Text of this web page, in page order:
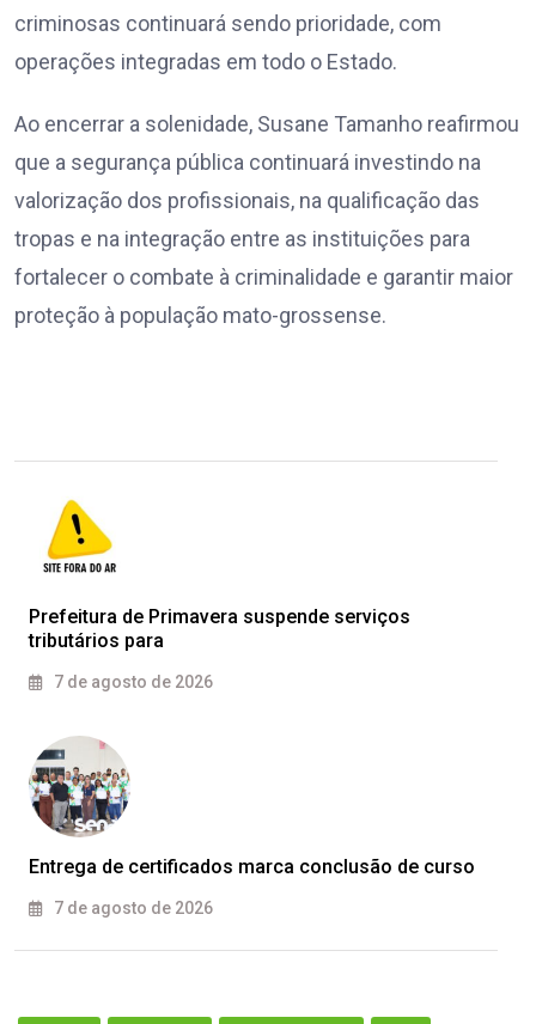
criminosas continuará sendo prioridade, com
operações integradas em todo o Estado.
Ao encerrar a solenidade, Susane Tamanho reafirmou
que a segurança pública continuará investindo na
valorização dos profissionais, na qualificação das
tropas e na integração entre as instituições para
fortalecer o combate à criminalidade e garantir maior
proteção à população mato-grossense.
Prefeitura de Primavera suspende serviços
tributários para
7 de agosto de 2026
Entrega de certificados marca conclusão de curso
7 de agosto de 2026